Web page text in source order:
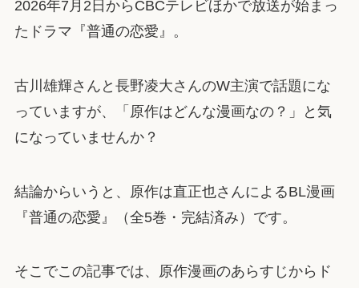
2026年7月2日からCBCテレビほかで放送が始まっ
たドラマ『普通の恋愛』。
古川雄輝さんと長野凌大さんのW主演で話題にな
っていますが、「原作はどんな漫画なの？」と気
になっていませんか？
結論からいうと、原作は直正也さんによるBL漫画
『普通の恋愛』（全5巻・完結済み）です。
そこでこの記事では、原作漫画のあらすじからド